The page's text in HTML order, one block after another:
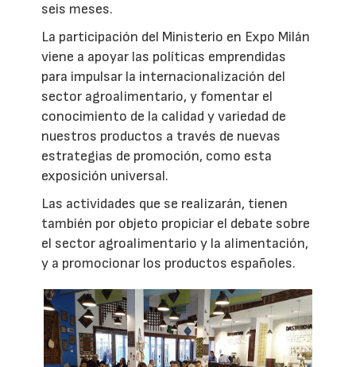
seis meses.
La participación del Ministerio en Expo Milán
viene a apoyar las políticas emprendidas
para impulsar la internacionalización del
sector agroalimentario, y fomentar el
conocimiento de la calidad y variedad de
nuestros productos a través de nuevas
estrategias de promoción, como esta
exposición universal.
Las actividades que se realizarán, tienen
también por objeto propiciar el debate sobre
el sector agroalimentario y la alimentación,
y a promocionar los productos españoles.